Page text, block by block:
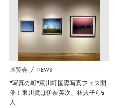
展覧会 NEWS
”写真の町”東川町国際写真フェス開
催！東川賞は伊奈英次、林典子ら5
人